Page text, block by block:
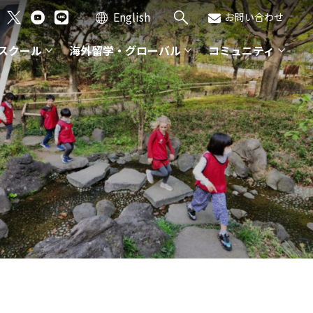
English お問い合わせ
クール 海外留学・グローバル コミュニティ